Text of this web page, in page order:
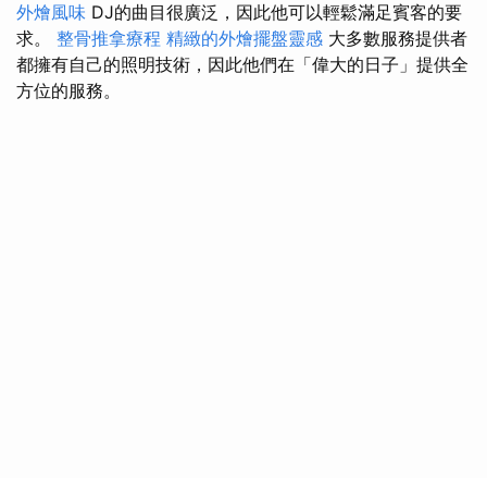
外燴風味 DJ的曲目很廣泛，因此他可以輕鬆滿足賓客的要
求。 整骨推拿療程 精緻的外燴擺盤靈感 大多數服務提供者
都擁有自己的照明技術，因此他們在「偉大的日子」提供全
方位的服務。